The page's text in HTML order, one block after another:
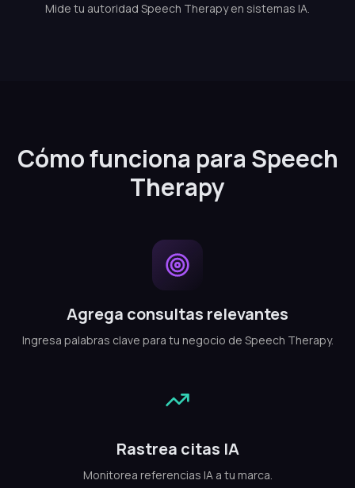
Mide tu autoridad Speech Therapy en sistemas IA.
Cómo funciona para Speech
Therapy
Agrega consultas relevantes
Ingresa palabras clave para tu negocio de Speech Therapy.
Rastrea citas IA
Monitorea referencias IA a tu marca.